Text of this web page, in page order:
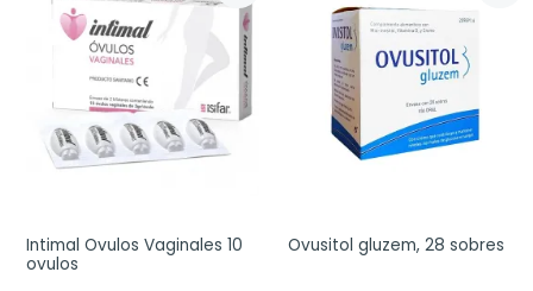
Intimal Ovulos Vaginales 10
ovulos
Ovusitol gluzem, 28 sobres